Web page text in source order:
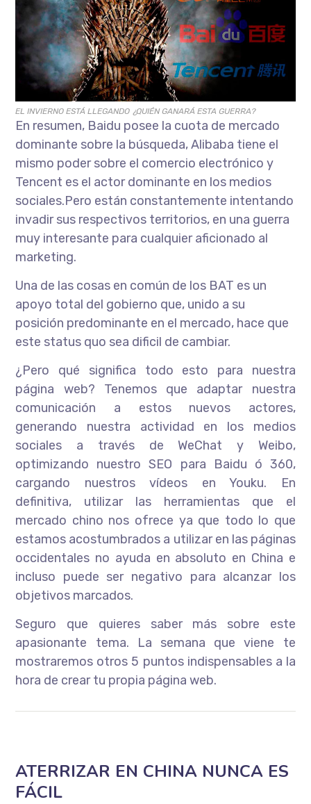
EL INVIERNO ESTÁ LLEGANDO ¿QUIÉN GANARÁ ESTA GUERRA?
En resumen, Baidu posee la cuota de mercado
dominante sobre la búsqueda, Alibaba tiene el
mismo poder sobre el comercio electrónico y
Tencent es el actor dominante en los medios
sociales.Pero están constantemente intentando
invadir sus respectivos territorios, en una guerra
muy interesante para cualquier aficionado al
marketing.
Una de las cosas en común de los BAT es un
apoyo total del gobierno que, unido a su
posición predominante en el mercado, hace que
este status quo sea dificil de cambiar.
¿Pero qué significa todo esto para nuestra
página web? Tenemos que adaptar nuestra
comunicación a estos nuevos actores,
generando nuestra actividad en los medios
sociales a través de WeChat y Weibo,
optimizando nuestro SEO para Baidu ó 360,
cargando nuestros vídeos en Youku. En
definitiva, utilizar las herramientas que el
mercado chino nos ofrece ya que todo lo que
estamos acostumbrados a utilizar en las páginas
occidentales no ayuda en absoluto en China e
incluso puede ser negativo para alcanzar los
objetivos marcados.
Seguro que quieres saber más sobre este
apasionante tema. La semana que viene te
mostraremos otros 5 puntos indispensables a la
hora de crear tu propia página web.
ATERRIZAR EN CHINA NUNCA ES
FÁCIL